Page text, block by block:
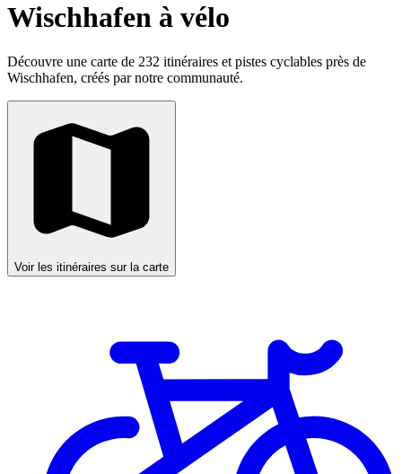
Wischhafen à vélo
Découvre une carte de 232 itinéraires et pistes cyclables près de
Wischhafen, créés par notre communauté.
Voir les itinéraires sur la carte